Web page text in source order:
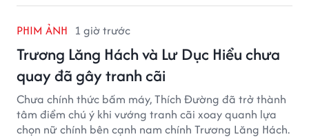
PHIM ẢNH 1 giờ trước
Trương Lăng Hách và Lư Dục Hiểu chưa
quay đã gây tranh cãi
Chưa chính thức bấm máy, Thích Đường đã trở thành
tâm điểm chú ý khi vướng tranh cãi xoay quanh lựa
chọn nữ chính bên cạnh nam chính Trương Lăng Hách.